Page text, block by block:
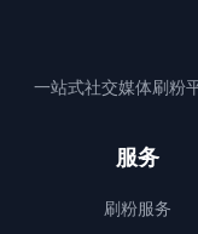
一站式社交媒体刷粉
服务
刷粉服务